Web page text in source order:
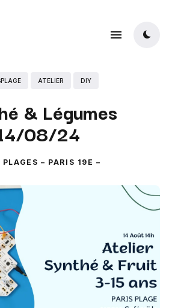
ATELIER DIY
& Légumes
08/24
PLAGES – PARIS 19E –